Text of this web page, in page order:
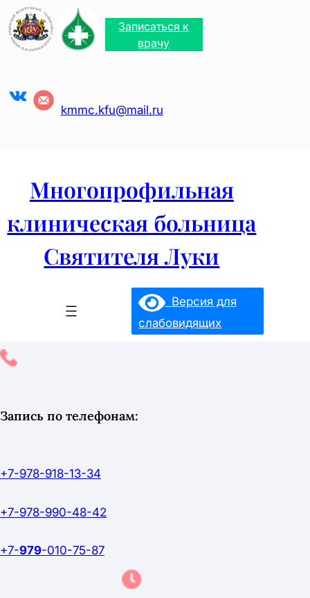
Перейти
содержимому
Записаться к
врачу
VK kmmc.kfu@mail.ru
Многопрофильная
клиническая больница
Святителя Луки
Версия для
слабовидящих
Запись по телефонам:
+7-978-918-13-34
+7-978-990-48-42
+7-979-010-75-87